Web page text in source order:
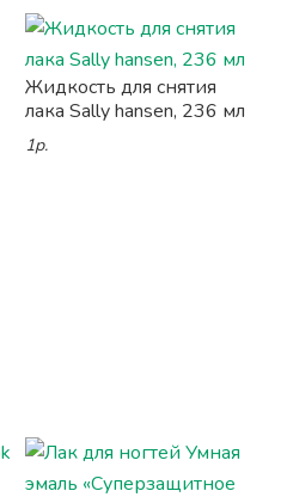
Жидкость для снятия
лака Sally hansen, 236 мл
1р.